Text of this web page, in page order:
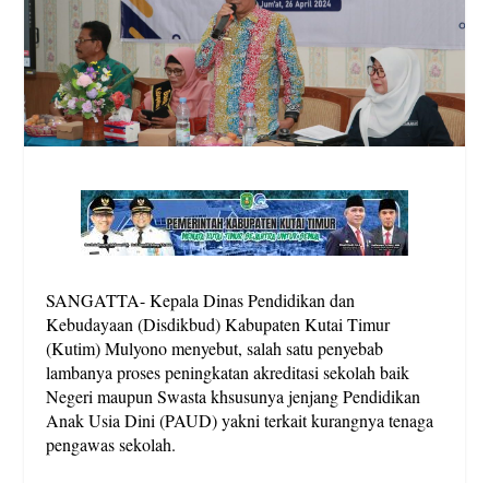
SANGATTA- Kepala Dinas Pendidikan dan
Kebudayaan (Disdikbud) Kabupaten Kutai Timur
(Kutim) Mulyono menyebut, salah satu penyebab
lambanya proses peningkatan akreditasi sekolah baik
Negeri maupun Swasta khsusunya jenjang Pendidikan
Anak Usia Dini (PAUD) yakni terkait kurangnya tenaga
pengawas sekolah.